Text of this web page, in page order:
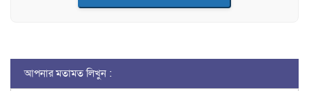
আপনার মতামত লিখুন :